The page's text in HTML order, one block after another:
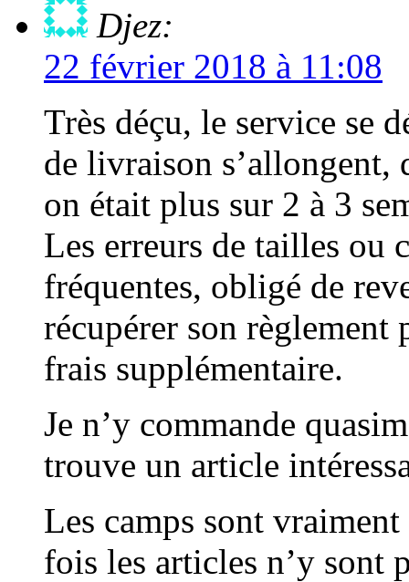
Djez:
22 février 2018 à 11:08
Très déçu, le service se
de livraison s’allongent,
on était plus sur 2 à 3
Les erreurs de tailles ou
fréquentes, obligé de
récupérer son règlement
frais supplémentaire.
Je n’y commande
trouve un article
Les camps sont
fois les articles n’y sont